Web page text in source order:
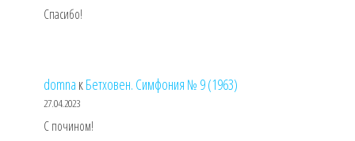
Спасибо!
domna кБетховен. Симфония № 9 (1963)
27.04.2023
С почином!